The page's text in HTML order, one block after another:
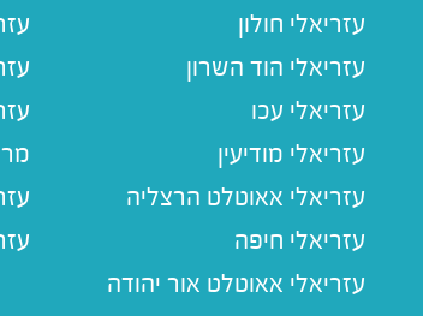
עזריאלי חולון
עזריאלי הוד השרון
עזריאלי עכו
עזריאלי מודיעין
עזריאלי אאוטלט הרצליה
עזריאלי חיפה
עזריאלי אאוטלט אור יהודה